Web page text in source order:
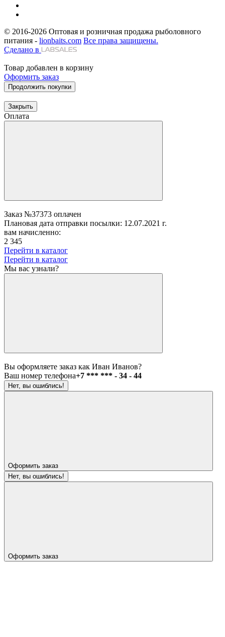
© 2016-2026 Оптовая и розничная продажа рыболовного
питания - lionbaits.com Все права защищены.
Сделано в
Товар добавлен в корзину
Оформить заказ
Продолжить покупки
Закрыть
Оплата
Заказ №37373 оплачен
Плановая дата отправки посылки: 12.07.2021 г.
вам начисленно:
2 345
Перейти в каталог
Перейти в каталог
Мы вас узнали?
Вы оформляете заказ как Иван Иванов?
Ваш номер телефона+7 *** *** - 34 - 44
Нет, вы ошиблись!
Оформить заказ
Нет, вы ошиблись!
Оформить заказ